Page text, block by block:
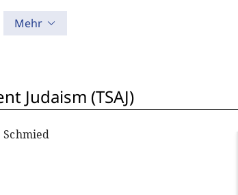
Mehr
Judaism (TSAJ)